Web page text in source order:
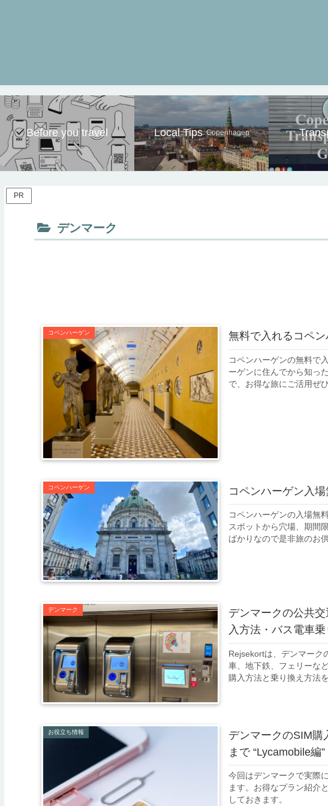
Before you travel Local Tips. Copenhagen
PR
デンマーク
コペンハーゲン 無料で入れるコペ
コペンハーゲンの無料で
ーゲンに住んでから知っ
で、お得な旅にご活用ぜ
コペンハーゲン コペンハーゲン入
コペンハーゲンの入場無
スポットから穴場、期間
ばかりなので是非旅のお
デンマーク
デンマークの公共
入方法・バス電車
Rejsekortは、デンマーク
車、地下鉄、フェリーな
購入方法と乗り換え方法
お役立ち情報
デンマークのSIM購
まで “Lycamobile編”
今回はデンマークで実際
ます。お得なプラン紹介
しておきます。